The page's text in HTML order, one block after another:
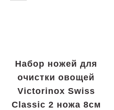
Набор ножей для
очистки овощей
Victorinox Swiss
Classic 2 ножа 8см